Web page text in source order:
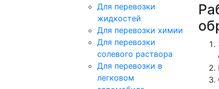
Для перевозки
жидкостей
Для перевозки химии
Для перевозки
солевого раствора
Для перевозки в
легковом